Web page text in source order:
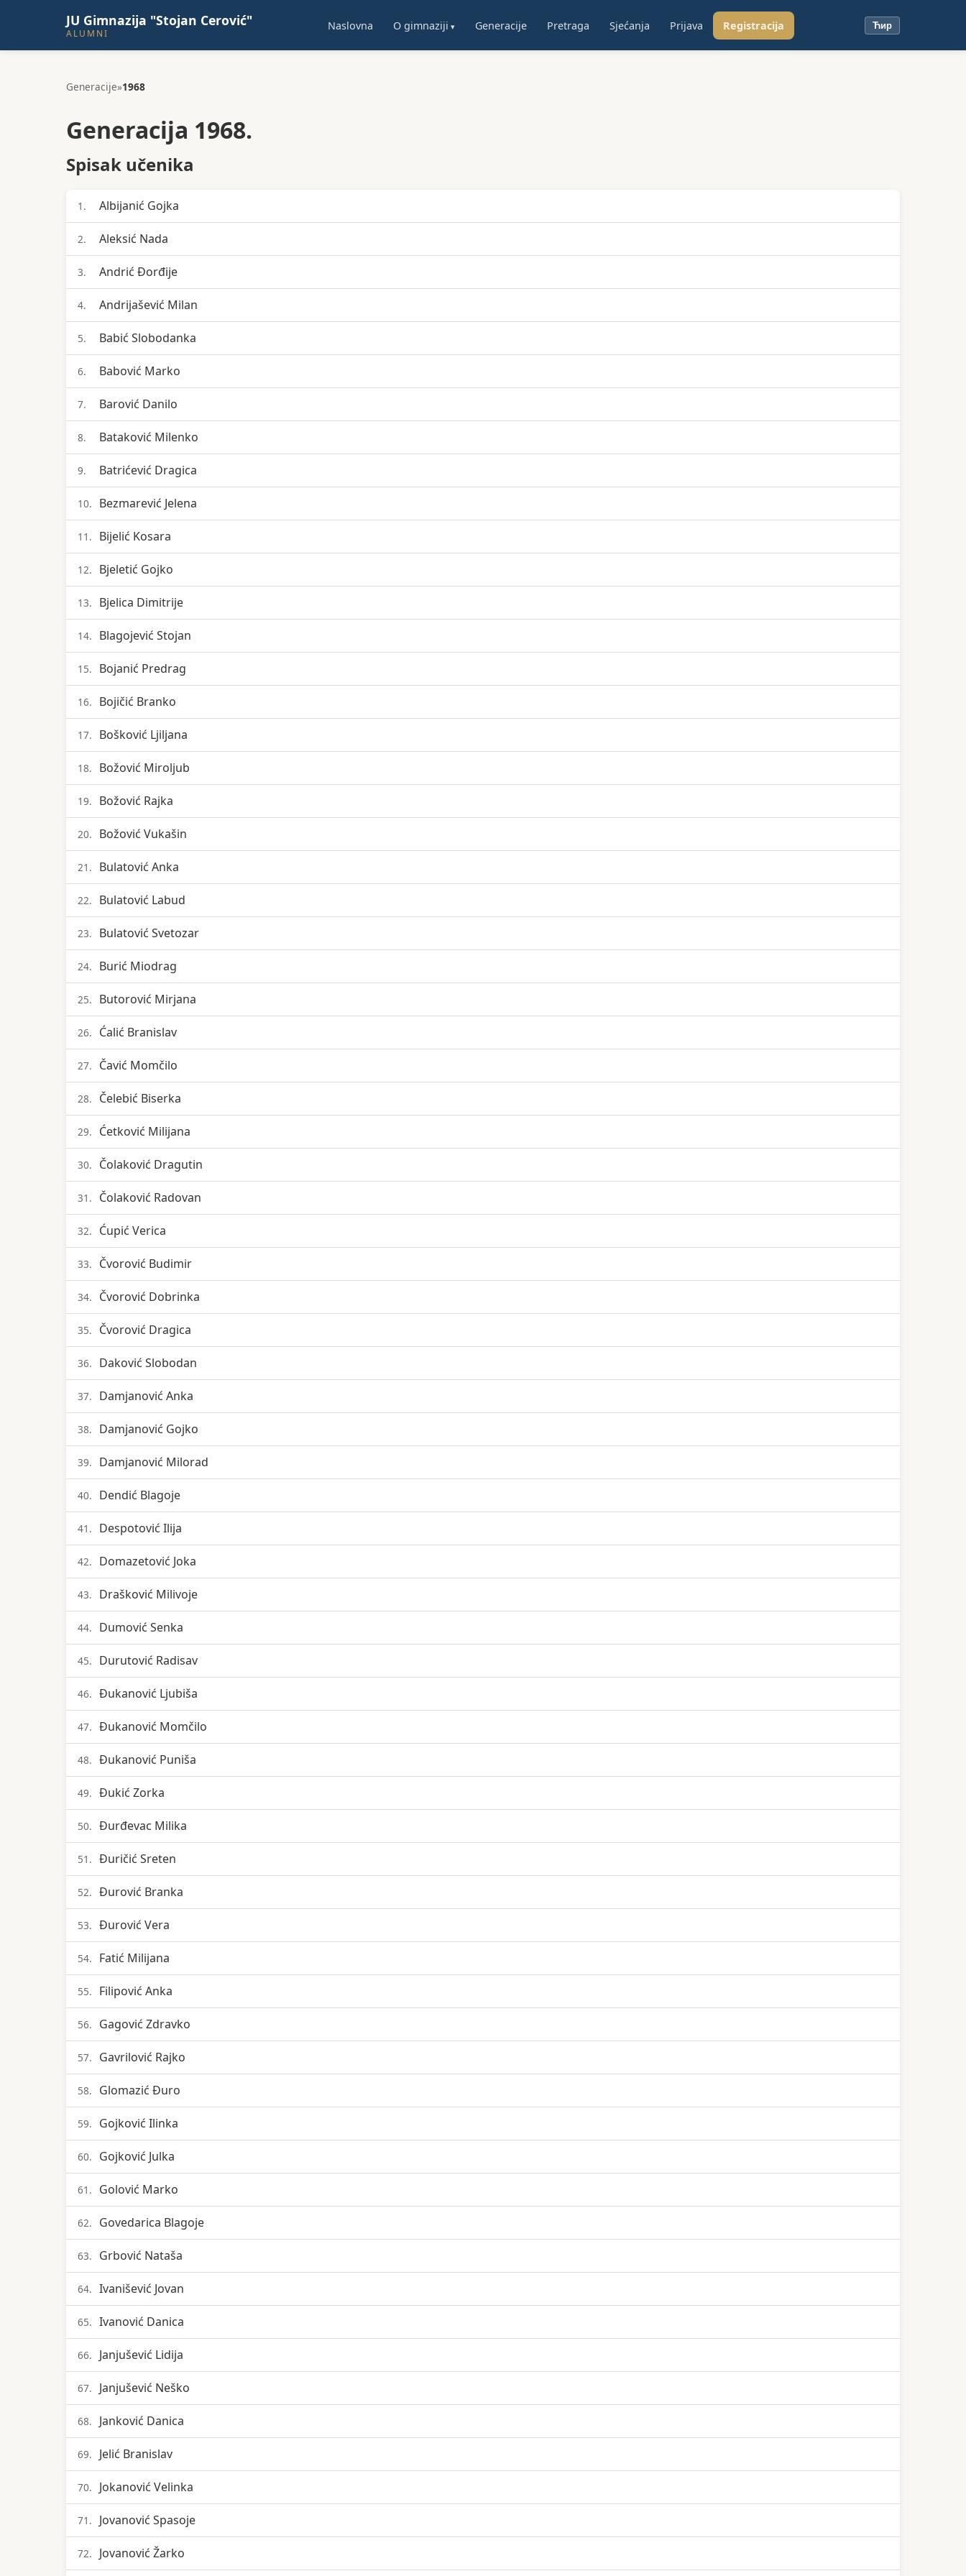
JU Gimnazija "Stojan Cerović"
ALUMNI
Naslovna O gimnaziji Generacije Pretraga Sjećanja Prijava Registracija Ћир
Generacije»1968
Generacija 1968.
Spisak učenika
1. Albijanić Gojka
2. Aleksić Nada
3. Andrić Đorđije
4. Andrijašević Milan
5. Babić Slobodanka
6. Babović Marko
7. Barović Danilo
8. Bataković Milenko
9. Batrićević Dragica
10. Bezmarević Jelena
11. Bijelić Kosara
12. Bjeletić Gojko
13. Bjelica Dimitrije
14. Blagojević Stojan
15. Bojanić Predrag
16. Bojičić Branko
17. Bošković Ljiljana
18. Božović Miroljub
19. Božović Rajka
20. Božović Vukašin
21. Bulatović Anka
22. Bulatović Labud
23. Bulatović Svetozar
24. Burić Miodrag
25. Butorović Mirjana
26. Ćalić Branislav
27. Čavić Momčilo
28. Čelebić Biserka
29. Ćetković Milijana
30. Čolaković Dragutin
31. Čolaković Radovan
32. Ćupić Verica
33. Čvorović Budimir
34. Čvorović Dobrinka
35. Čvorović Dragica
36. Daković Slobodan
37. Damjanović Anka
38. Damjanović Gojko
39. Damjanović Milorad
40. Dendić Blagoje
41. Despotović Ilija
42. Domazetović Joka
43. Drašković Milivoje
44. Dumović Senka
45. Durutović Radisav
46. Đukanović Ljubiša
47. Đukanović Momčilo
48. Đukanović Puniša
49. Đukić Zorka
50. Đurđevac Milika
51. Đuričić Sreten
52. Đurović Branka
53. Đurović Vera
54. Fatić Milijana
55. Filipović Anka
56. Gagović Zdravko
57. Gavrilović Rajko
58. Glomazić Đuro
59. Gojković Ilinka
60. Gojković Julka
61. Golović Marko
62. Govedarica Blagoje
63. Grbović Nataša
64. Ivanišević Jovan
65. Ivanović Danica
66. Janjušević Lidija
67. Janjušević Neško
68. Janković Danica
69. Jelić Branislav
70. Jokanović Velinka
71. Jovanović Spasoje
72. Jovanović Žarko